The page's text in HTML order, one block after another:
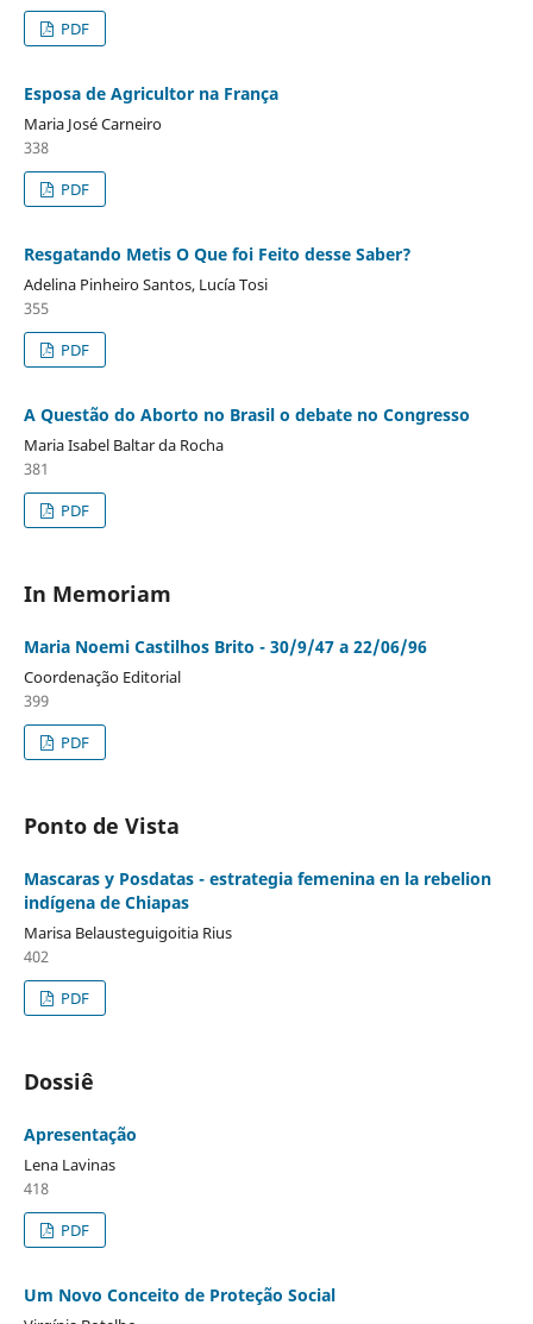
PDF
Esposa de Agricultor na França
Maria José Carneiro
338
PDF
Resgatando Metis O Que foi Feito desse Saber?
Adelina Pinheiro Santos, Lucía Tosi
355
PDF
A Questão do Aborto no Brasil o debate no Congresso
Maria Isabel Baltar da Rocha
381
PDF
In Memoriam
Maria Noemi Castilhos Brito - 30/9/47 a 22/06/96
Coordenação Editorial
399
PDF
Ponto de Vista
Mascaras y Posdatas - estrategia femenina en la rebelion
indígena de Chiapas
Marisa Belausteguigoitia Rius
402
PDF
Dossiê
Apresentação
Lena Lavinas
418
PDF
Um Novo Conceito de Proteção Social